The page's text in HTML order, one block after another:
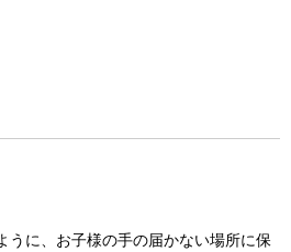
うに、お子様の手の届かない場所に保